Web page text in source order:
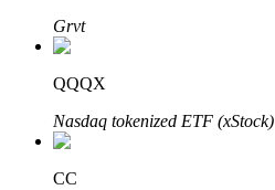
Partenaires Bitrue
Grvt
QQQX
Nasdaq tokenized ETF (xStock)
CC